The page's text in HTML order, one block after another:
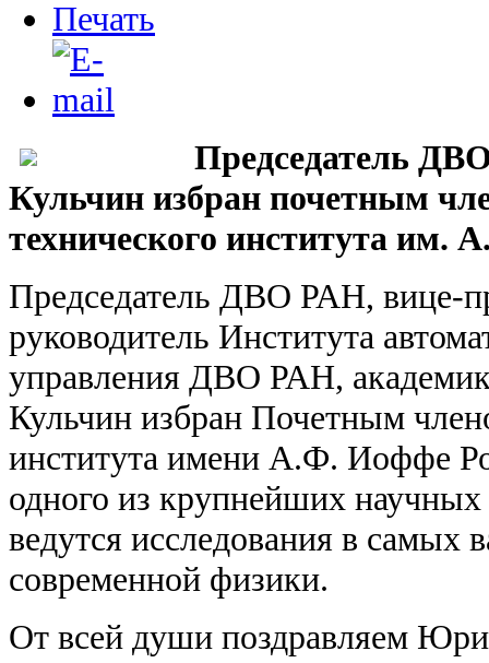
Председатель
Кульчин избран почетным
технического института
Председатель ДВО РАН, вице-
руководитель Института
управления ДВО РАН,
Кульчин избран Почетным
института имени А.Ф. Иоффе
одного из крупнейших научных
ведутся исследования в самых
современной физики.
От всей души поздравляем